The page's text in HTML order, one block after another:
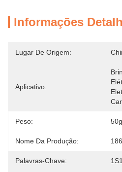
Informações
Lugar De Origem:
Aplicativo:
Peso: 50g
Nome Da Produção:
Palavras-Chave: